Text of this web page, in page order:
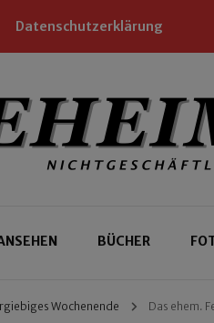
Datenschutzerklärung
BÜCHER
Wochenende Das ehem.